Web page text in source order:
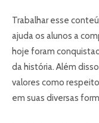
Trabalhar esse
ajuda os alunos a
hoje foram
da história. Além
valores como
em suas diversas